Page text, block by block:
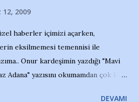
2009
haberler içimizi açarken,
eksilmemesi temennisi ile
Onur kardeşimin yazdığı "Mavi
yazısını okumamdan çok kısa
DEVAMI